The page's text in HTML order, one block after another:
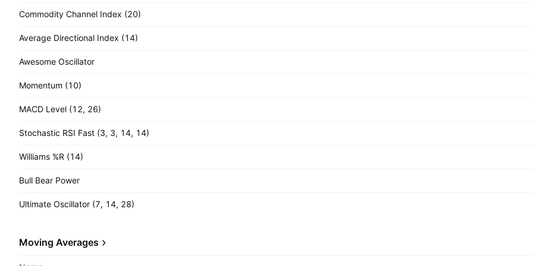
Commodity Channel Index (20)
Average Directional Index (14)
Awesome Oscillator
Momentum (10)
MACD Level (12, 26)
Stochastic RSI Fast (3, 3, 14, 14)
Williams %R (14)
Bull Bear Power
Ultimate Oscillator (7, 14, 28)
Moving Averages